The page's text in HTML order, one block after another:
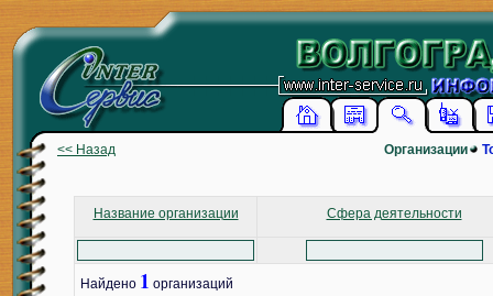
<< Назад Организации
Название организации Сфера деятельности
Найдено 1 организаций